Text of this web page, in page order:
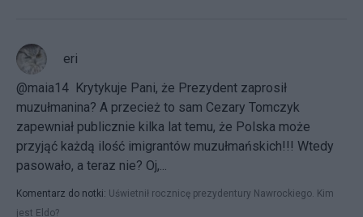
eri
@maia14 Krytykuje Pani, że Prezydent zaprosił
muzułmanina? A przecież to sam Cezary Tomczyk
zapewniał publicznie kilka lat temu, że Polska może
przyjąć każdą ilość imigrantów muzułmańskich!!! Wtedy
pasowało, a teraz nie? Oj,...
Komentarz do notki: Uświetnił rocznicę prezydentury Nawrockiego. Kim
jest Eldo?